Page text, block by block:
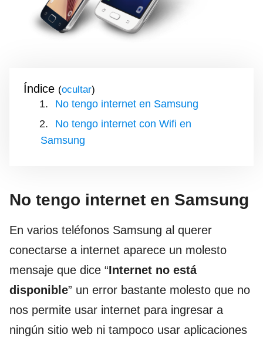
Índice ( )
No tengo internet en Samsung
No tengo internet con Wifi en
Samsung
No tengo internet en Samsung
En varios teléfonos Samsung al querer
conectarse a internet aparece un molesto
mensaje que dice “Internet no está
disponible” un error bastante molesto que no
nos permite usar internet para ingresar a
ningún sitio web ni tampoco usar aplicaciones